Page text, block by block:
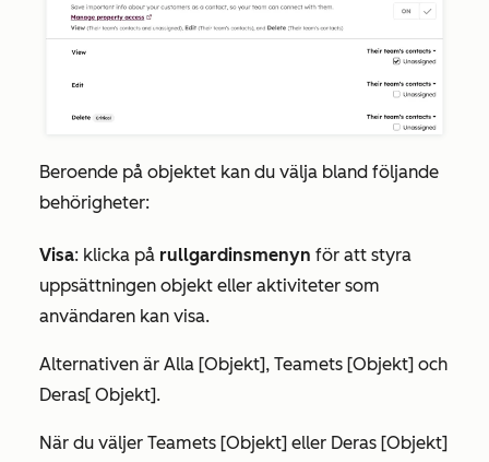
Beroende på objektet kan du välja bland följande
behörigheter:
Visa: klicka på rullgardinsmenyn för att styra
uppsättningen objekt eller aktiviteter som
användaren kan visa.
Alternativen är Alla [Objekt], Teamets [Objekt] och
Deras[ Objekt].
När du väljer Teamets [Objekt] eller Deras [Objekt]